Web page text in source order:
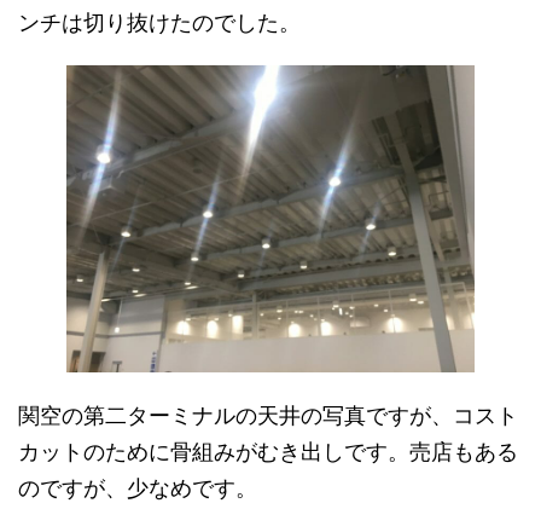
ンチは切り抜けたのでした。
関空の第二ターミナルの天井の写真ですが、コスト
カットのために骨組みがむき出しです。売店もある
のですが、少なめです。